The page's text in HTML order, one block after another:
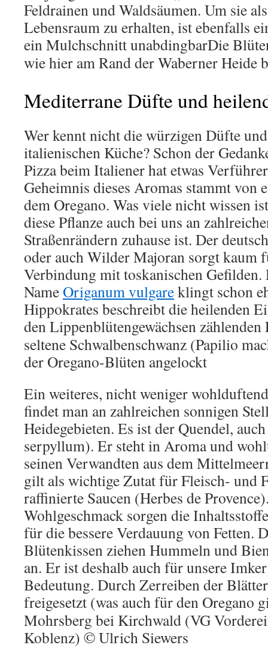
Feldrainen und Waldsäumen. Um sie
Lebensraum zu erhalten, ist ebenfalls
ein Mulchschnitt unabdingbarDie
wie hier am Rand der Waberner Heide
Mediterrane Düfte und
Wer kennt nicht die würzigen Düfte
italienischen Küche? Schon der
Pizza beim Italiener hat etwas
Geheimnis dieses Aromas stammt von
dem Oregano. Was viele nicht wissen
diese Pflanze auch bei uns an
Straßenrändern zuhause ist. Der
oder auch Wilder Majoran sorgt kaum
Verbindung mit toskanischen
NameOriganum vulgareklingt schon
Hippokrates beschreibt die heilenden
den Lippenblütengewächsen
seltene Schwalbenschwanz (Papilio
der Oregano-Blüten angelockt
Ein weiteres, nicht weniger
findet man an zahlreichen sonnigen
Heidegebieten. Es ist der Quendel,
serpyllum). Er steht in Aroma und
seinen Verwandten aus dem
gilt als wichtige Zutat für Fleisch- und
raffinierte Saucen (Herbes de
Wohlgeschmack sorgen die
für die bessere Verdauung von Fetten.
Blütenkissen ziehen Hummeln und
an. Er ist deshalb auch für unsere
Bedeutung. Durch Zerreiben der
freigesetzt (was auch für den Oregano
Mohrsberg bei Kirchwald (VG
Koblenz) © Ulrich Siewers